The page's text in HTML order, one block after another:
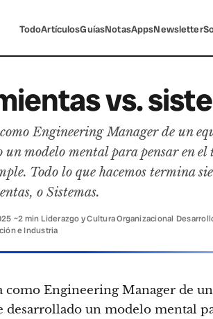
TodoArtículosGuíasNotasAppsNewsletter
vs.
Engineering Manager de un
un modelo mental para pensar en
Todo lo que hacemos termina
o Sistemas.
~2 min Liderazgo y Cultura Organizacional
e Industria
como Engineering Manager de
desarrollado un modelo mental